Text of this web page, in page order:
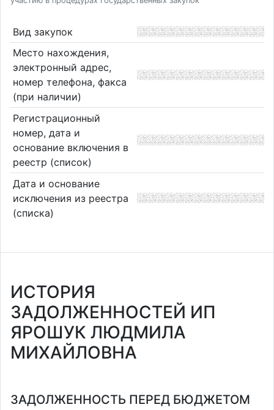
Вид закупок
Место нахождения,
электронный адрес,
номер телефона, факса
(при наличии)
Регистрационный
номер, дата и
основание включения в
реестр (список)
Дата и основание
исключения из реестра
(списка)
ИСТОРИЯ
ЗАДОЛЖЕННОСТЕЙ ИП
ЯРОШУК ЛЮДМИЛА
МИХАЙЛОВНА
ЗАДОЛЖЕННОСТЬ ПЕРЕД БЮДЖЕТОМ